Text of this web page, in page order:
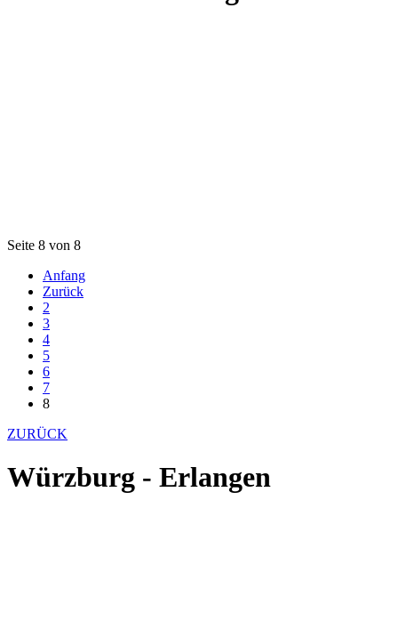
Seite 8 von 8
Anfang
Zurück
2
3
4
5
6
7
8
ZURÜCK
Würzburg - Erlangen